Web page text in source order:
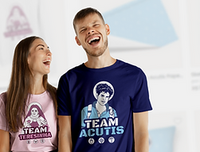
San Cosme y San Damián |
Descargar gratis Ilustración